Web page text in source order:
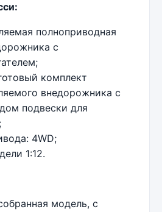
полноприводная
с
комплект
внедорожника с
подвески для
4WD;
1:12.
модель, с